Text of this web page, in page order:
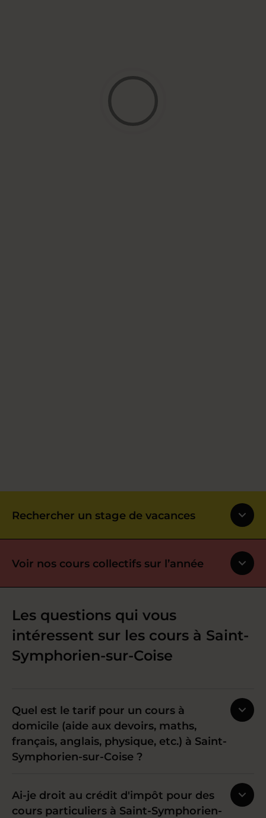
Rechercher un stage de vacances
Voir nos cours collectifs sur l’année
Les questions qui vous
intéressent sur les cours à Saint-
Symphorien-sur-Coise
Quel est le tarif pour un cours à
domicile (aide aux devoirs, maths,
français, anglais, physique, etc.) à Saint-
Symphorien-sur-Coise ?
Ai-je droit au crédit d'impôt pour des
cours particuliers à Saint-Symphorien-